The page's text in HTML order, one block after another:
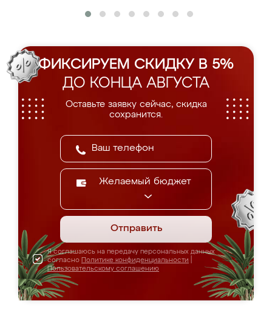
ФИКСИРУЕМ СКИДКУ В 5%
ДО КОНЦА АВГУСТА
Оставьте заявку сейчас, скидка
сохранится.
Желаемый бюджет
Отправить
Я соглашаюсь на передачу персональных данных
согласно Политике конфиденциальности
Пользовательскому соглашению